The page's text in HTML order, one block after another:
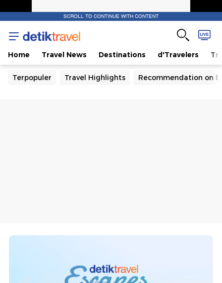
SCROLL TO CONTINUE WITH CONTENT
Home Travel News Destinations d'Travelers
Terpopuler Travel Highlights Recommendation on